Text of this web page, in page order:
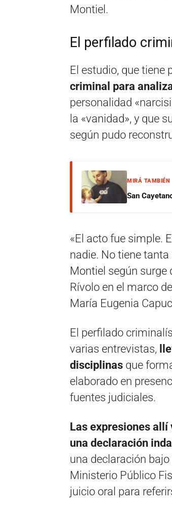
Montiel.
El perfilado
El estudio, que tiene
criminal para
personalidad
la «vanidad», y que
según pudo
MIRÁ TAMBIÉN
San
«El acto fue simple.
nadie. No tiene
Montiel según surge
Rívolo en el marco
María Eugenia
El perfilado
varias entrevistas,
disciplinas que
elaborado en
fuentes judiciales.
Las expresiones allí
una declaración
una declaración
Ministerio Público
juicio oral para